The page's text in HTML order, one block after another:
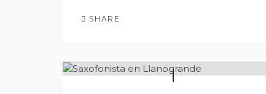
SHARE